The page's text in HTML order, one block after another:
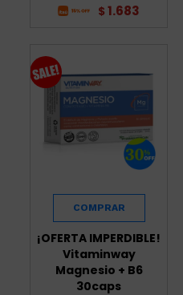
$ 1.683
¡OFERTA IMPERDIBLE!
Vitaminway
Magnesio + B6
30caps